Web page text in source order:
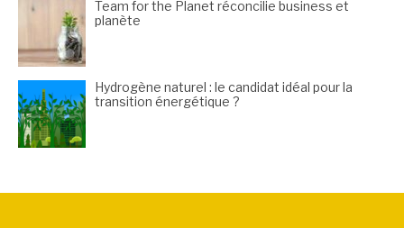
Team for the Planet réconcilie business et
planète
Hydrogène naturel : le candidat idéal pour la
transition énergétique ?